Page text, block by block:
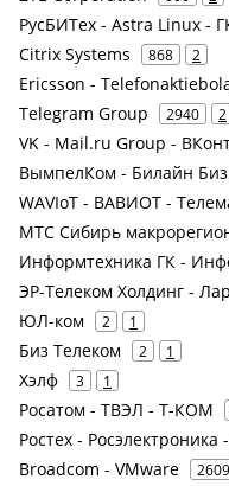
РусБИТех - Astra Linux -
Citrix Systems 868 2
Ericsson -
Telegram Group 2940 2
VK - Mail.ru Group -
ВымпелКом - Билайн
WAVIoT - ВАВИОТ -
МТС Сибирь
Информтехника ГК -
ЭР-Телеком Холдинг -
ЮЛ-ком 2 1
Биз Телеком 2 1
Хэлф 3 1
Росатом - ТВЭЛ - Т-КОМ
Ростех -
Broadcom - VMware 2609